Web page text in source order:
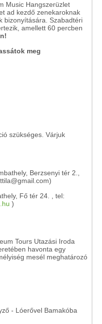
Music Hangszerüzlet
ad kezdő zenekaroknak
bizonyítására. Szabadtéri
amellett 60 percben
meg
szükséges. Várjuk
Berzsenyi tér 2.,
Fő tér 24. , tel:
)
Tours Utazási Iroda
havonta egy
mesél meghatározó
- Lóerővel Bamakóba